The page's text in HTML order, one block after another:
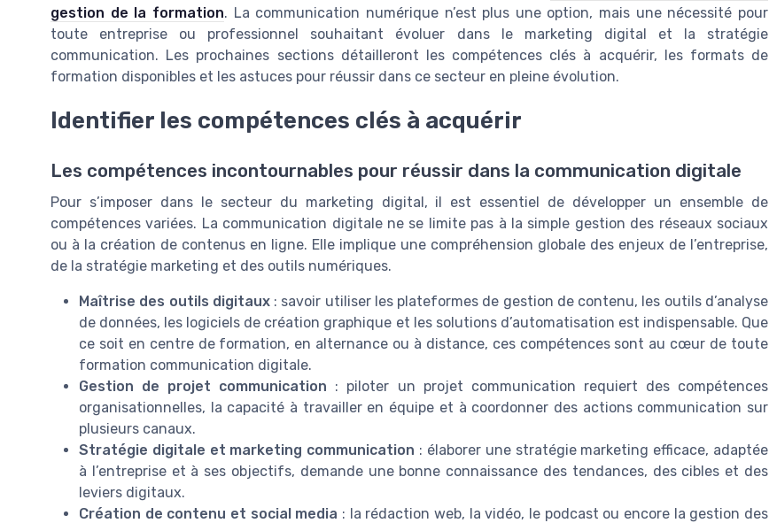
gestion de la formation. La communication numérique n’est plus une option, mais une nécessité pour
toute entreprise ou professionnel souhaitant évoluer dans le marketing digital et la stratégie
communication. Les prochaines sections détailleront les compétences clés à acquérir, les formats de
formation disponibles et les astuces pour réussir dans ce secteur en pleine évolution.
Identifier les compétences clés à acquérir
Les compétences incontournables pour réussir dans la communication digitale
Pour s’imposer dans le secteur du marketing digital, il est essentiel de développer un ensemble de
compétences variées. La communication digitale ne se limite pas à la simple gestion des réseaux sociaux
ou à la création de contenus en ligne. Elle implique une compréhension globale des enjeux de l’entreprise,
de la stratégie marketing et des outils numériques.
Maîtrise des outils digitaux: savoir utiliser les plateformes de gestion de contenu, les outils d’analyse
de données, les logiciels de création graphique et les solutions d’automatisation est indispensable. Que
ce soit en centre de formation, en alternance ou à distance, ces compétences sont au cœur de toute
formation communication digitale.
Gestion de projet communication : piloter un projet communication requiert des compétences
organisationnelles, la capacité à travailler en équipe et à coordonner des actions communication sur
plusieurs canaux.
Stratégie digitale et marketing communication : élaborer une stratégie marketing efficace, adaptée
à l’entreprise et à ses objectifs, demande une bonne connaissance des tendances, des cibles et des
leviers digitaux.
Création de contenu et social media : la rédaction web, la vidéo, le podcast ou encore la gestion des